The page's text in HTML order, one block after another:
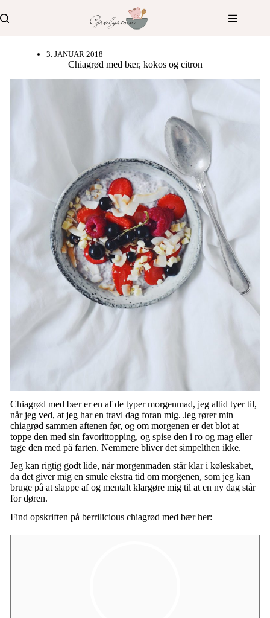
til
indhold
3. JANUAR 2018
Chiagrød med bær, kokos og citron
Chiagrød med bær er en af de typer morgenmad, jeg altid tyer til,
når jeg ved, at jeg har en travl dag foran mig. Jeg rører min
chiagrød sammen aftenen før, og om morgenen er det blot at
toppe den med sin favorittopping, og spise den i ro og mag eller
tage den med på farten. Nemmere bliver det simpelthen ikke.
Jeg kan rigtig godt lide, når morgenmaden står klar i køleskabet,
da det giver mig en smule ekstra tid om morgenen, som jeg kan
bruge på at slappe af og mentalt klargøre mig til at en ny dag står
for døren.
Find opskriften på berrilicious chiagrød med bær her: